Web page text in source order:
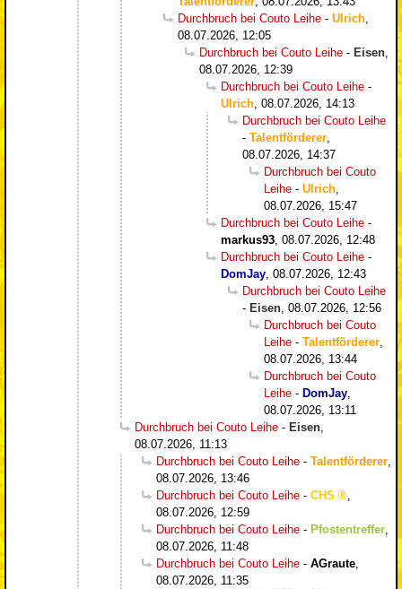
Durchbruch bei Couto Leihe - Ulrich
08.07.2026, 12:05
Durchbruch bei Couto Leihe - Eisen
08.07.2026, 12:39
Durchbruch bei Couto Leihe -
Ulrich 08.07.2026, 14:13
Durchbruch bei Couto Leihe
- Talentförderer
08.07.2026, 14:37
Durchbruch bei Couto
Leihe - Ulrich
08.07.2026, 15:47
Durchbruch bei Couto Leihe -
markus93 08.07.2026, 12:48
Durchbruch bei Couto Leihe -
DomJay 08.07.2026, 12:43
Durchbruch bei Couto Leihe
- Eisen 08.07.2026, 12:56
Durchbruch bei Couto
Leihe - Talentförderer
08.07.2026, 13:44
Durchbruch bei Couto
Leihe - DomJay
08.07.2026, 13:11
Durchbruch bei Couto Leihe - Eisen
08.07.2026, 11:13
Durchbruch bei Couto Leihe - Talentförderer
08.07.2026, 13:46
Durchbruch bei Couto Leihe - CHS
08.07.2026, 12:59
Durchbruch bei Couto Leihe - Pfostentreffer
08.07.2026, 11:48
Durchbruch bei Couto Leihe - AGraute
08.07.2026, 11:35